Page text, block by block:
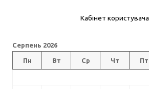
Кабінет користувача
Серпень 2026
Пн Вт Ср Чт Пт